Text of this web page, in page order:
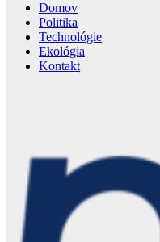
Domov
Politika
Technológie
Ekológia
Kontakt